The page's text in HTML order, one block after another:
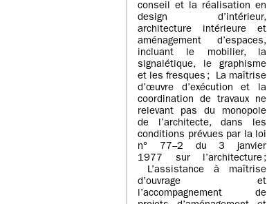
conseil et la réalisation en
design d’intérieur,
architecture intérieure et
aménagement d’espaces,
incluant le mobilier, la
signalétique, le graphisme
et les fresques ; La maîtrise
d’œuvre d’exécution et la
coordination de travaux ne
relevant pas du monopole
de l’architecte, dans les
conditions prévues par la loi
n° 77–2 du 3 janvier
1977 sur l’architecture ;
L’assistance à maîtrise
d’ouvrage et
l’accompagnement de